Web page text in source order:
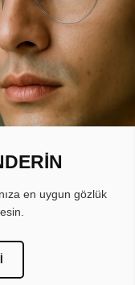
en uygun gözlük